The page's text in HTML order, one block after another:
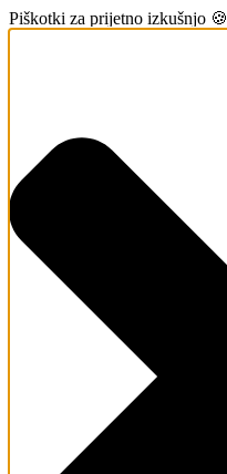
Piškotki za prijetno izkušnjo 🍪